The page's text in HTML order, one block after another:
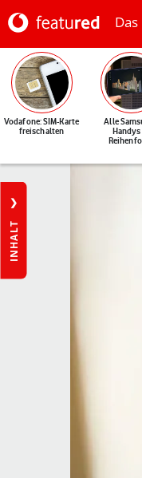
Vodafone: SIM-Karte
freischalten
Alle
Handys
INHALT